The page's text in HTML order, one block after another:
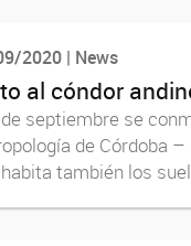
2020 | News
al cóndor
septiembre se
de Córdoba
también los